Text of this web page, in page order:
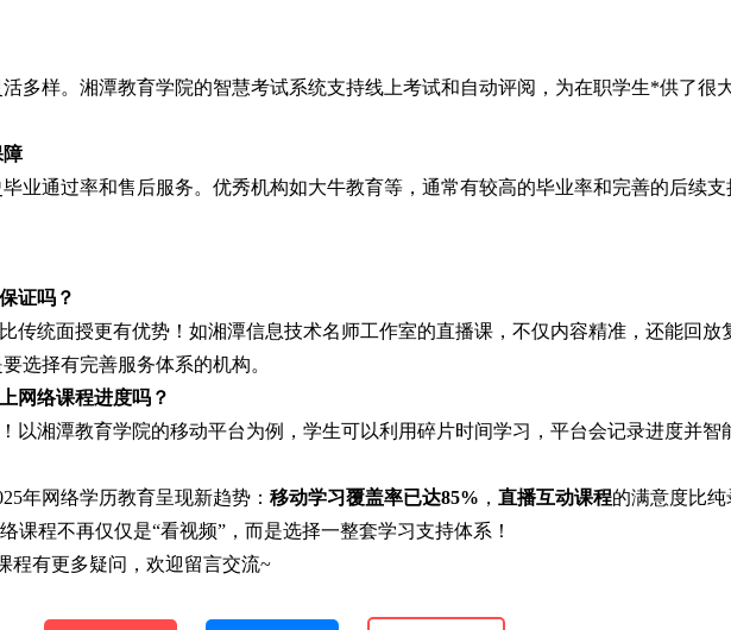
多样。湘潭教育学院的智慧考试系统支持线上考试和自动评阅，为在职学生*供了很
障
业通过率和售后服务。优秀机构如大牛教育等，通常有较高的毕业率和完善的后续支
证吗？
传统面授更有优势！如湘潭信息技术名师工作室的直播课，不仅内容精准，还能回放
选择有完善服务体系的机构。
网络课程进度吗？
以湘潭教育学院的移动平台为例，学生可以利用碎片时间学习，平台会记录进度并智
年网络学历教育呈现新趋势： 移动学习覆盖率已达85% ， 直播互动课程的满意度比纯
课程不再仅仅是“看视频”，而是选择一整套学习支持体系！
程有更多疑问，欢迎留言交流~